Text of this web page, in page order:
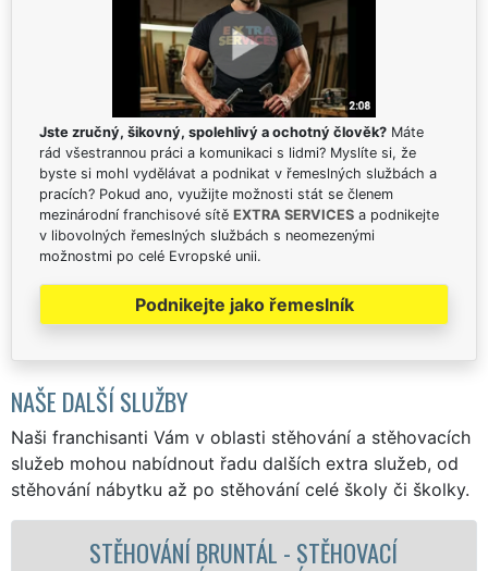
Jste zručný, šikovný, spolehlivý a ochotný člověk? Máte
rád všestrannou práci a komunikaci s lidmi? Myslíte si, že
byste si mohl vydělávat a podnikat v řemeslných službách a
pracích? Pokud ano, využijte možnosti stát se členem
mezinárodní franchisové sítě EXTRA SERVICES a podnikejte
v libovolných řemeslných službách s neomezenými
možnostmi po celé Evropské unii.
Podnikejte jako řemeslník
NAŠE DALŠÍ SLUŽBY
Naši franchisanti Vám v oblasti stěhování a stěhovacích
služeb mohou nabídnout řadu dalších extra služeb, od
stěhování nábytku až po stěhování celé školy či školky.
- STĚHOVACÍ STĚHOVACÍ